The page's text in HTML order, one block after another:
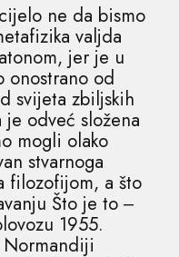
ne da bismo
valjda
jer je u
onostrano od
svijeta zbiljskih
odveć složena
mogli olako
stvarnoga
filozofijom, a što
Što je to ‒
1955.